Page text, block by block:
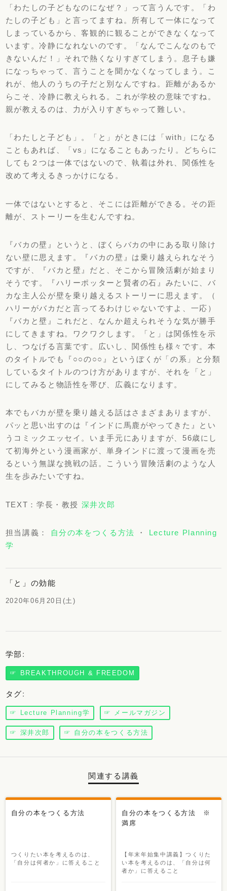
「わたしの子どもなのになぜ？」って言うんです。「 わ
たしの子ども」と言ってますね。
所有して一体になって
しまっているから、客観的に観ることができなくなって
います。冷静になれないのです。「なんでこんなのもで
きないんだ！」 それで熱くなりすぎてしまう。息子も嫌
になっちゃって、 言うことを聞かなくなってしまう。こ
れが、 他人のうちの子だと別なんですね。距離があるか
らこそ、冷静に教えられる。これが学校の意味ですね。
親が教えるのは、 力が入りすぎちゃって難しい。
「わたしと子ども」。「と」がときには「with」 になる
こともあれば、「vs」になることもあったり。
どちらに
しても２つは一体ではないので、執着は外れ、 関係性を
改めて考えるきっかけになる。
一体ではないとすると、そこには距離ができる。その距
離が、
ストーリーを生むんですね。
『バカの壁』というと、 ぼくらバカの中にある取り除け
ない壁に思えます。『バカの壁』 は乗り越えられなそう
ですが、『バカと壁』だと、 そこから冒険活劇が始まり
そうです。『ハリーポッターと賢者の石』みたいに、 バ
カな主人公が壁を乗り越えるストーリーに思えます。（
ハリーがバカだと言ってるわけじゃないですよ、一応）
『バカと壁』これだと、 なんか超えられそうな気が勝手
にしてきますね。ワクワクします。
「と」は関係性を示
し、つなげる言葉です。広いし、 関係性も様々です。本
のタイトルでも『○○の○○』
というぼくが「の系」
と分類
しているタイトルのつけ方がありますが、それを「と」
にしてみると物語性を帯び、広義になります。
本でもバカが壁を乗り越える話はさまざまありますが、
パッと思い出すのは『インドに馬鹿がやってきた』
とい
うコミックエッセイ。いま手元にありますが、 56歳にし
て初海外という漫画家が、単身インドに渡って漫画を売
るという無謀な挑戦の話。 こういう冒険活劇のような人
生を歩みたいですね。
TEXT：学長・教授 深井次郎
担当講義： 自分の本をつくる方法 ・ Lecture Planning
学
「と」の効能
2020年06月20日(土)
学部 :
☞ BREAKTHROUGH & FREEDOM
タグ:
☞ Lecture Planning学 ☞ メールマガジン
☞ 深井次郎 ☞ 自分の本をつくる方法
関連する講義
自分の本をつくる方法
つくりたい本を考えるのは、
「自分は何者か」に答えること
自分の本をつくる方法 ※
満席
【年末年始集中講義】つくりた
い本を考えるのは、「自分は何
者か」に答えること